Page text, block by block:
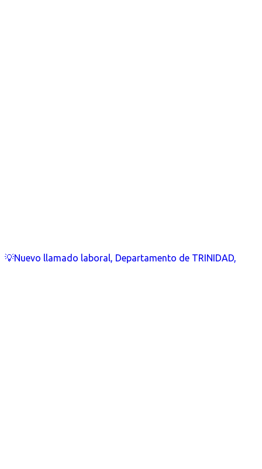
💡Nuevo llamado laboral, Departamento de TRINIDAD,